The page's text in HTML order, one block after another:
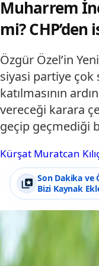
Muharrem
mi?
Özgür Özel’in
siyasi partiye çok
katılmasının
vereceği karara
geçip geçmediği
Kürşat Muratcan
Son Dakika ve
Bizi Kaynak